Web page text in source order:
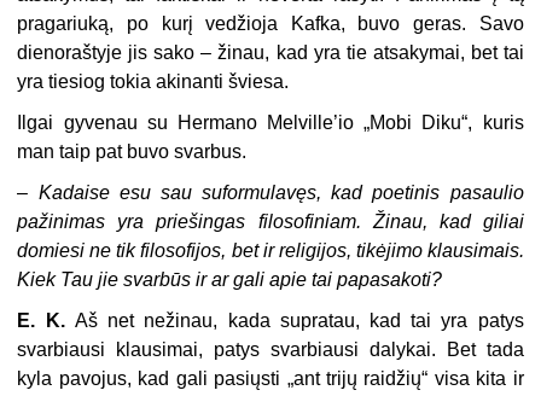
pragariuką, po kurį vedžioja Kafka, buvo geras. Savo
dienoraštyje jis sako – žinau, kad yra tie atsakymai, bet tai
yra tiesiog tokia akinanti šviesa.
Ilgai gyvenau su Hermano Melville’io „Mobi Diku“, kuris
man taip pat buvo svarbus.
– Kadaise esu sau suformulavęs, kad poetinis pasaulio
pažinimas yra priešingas filosofiniam. Žinau, kad giliai
domiesi ne tik filosofijos, bet ir religijos, tikėjimo klausimais.
Kiek Tau jie svarbūs ir ar gali apie tai papasakoti?
E. K. Aš net nežinau, kada supratau, kad tai yra patys
svarbiausi klausimai, patys svarbiausi dalykai. Bet tada
kyla pavojus, kad gali pasiųsti „ant trijų raidžių“ visa kita ir